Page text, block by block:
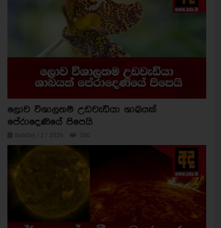
ලොව විශාලතම උඩවැඩියා ශාඛයක්
පේරාදෙණියේ පිපෙයි
Sunday / 2 / 2026 550